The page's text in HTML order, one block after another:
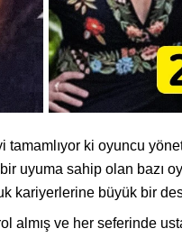
ki oyuncu
uyuma sahip olan bazı
kariyerlerine büyük bir
ve her seferinde